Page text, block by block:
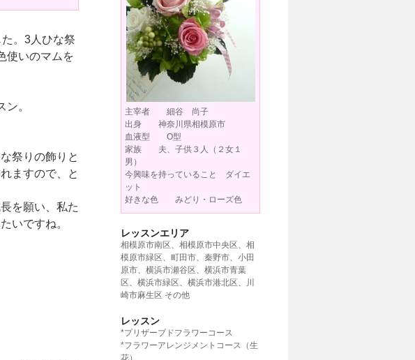
。3人ひな祭
使いのマムを
。
祭りの飾りと
ますので、と
を願い、私た
いですね。
主宰者 細谷 尚子
出身 神奈川県相模原市
血液型 O型
家族 夫、子供３人（２女１
男）
今興味を持っていること ダイエ
ット
好きな色 みどり・ローズ色
レッスンエリア
相模原市南区、相模原市中央区、相
模原市緑区、町田市、秦野市、小田
原市、横浜市瀬谷区、横浜市青葉
区、横浜市緑区、横浜市港北区、川
崎市麻生区 その他
レッスン
*プリザーブドフラワーコース
*フラワーアレンジメントコース（生
花）